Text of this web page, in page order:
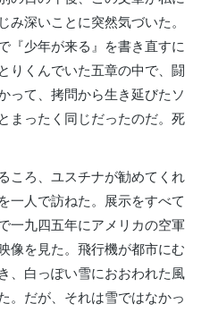
み深いことに突然気づいた。
『少年が来る』を書き直すに
りくんでいた五章の中で、闘
って、拷問から生き延びたソ
まったく同じだったのだ。死
ころ、ユスチナが勧めてくれ
一人で訪ねた。展示をすべて
一九四五年にアメリカの空軍
像を見た。飛行機が都市にむ
、白っぽい雪におおわれた風
。だが、それは雪ではなかっ